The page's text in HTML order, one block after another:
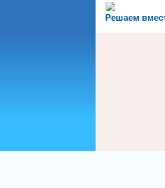
Решаем